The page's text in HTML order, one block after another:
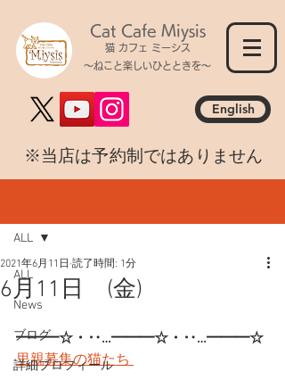
Cat Cafe Miysis
猫 カフェ ミーシス
～ねこと楽しいひとときを～
English
​※当店は予約制ではありません
ALL
News
ブログ
詳細プロフィール
ALL
6月11日 (金)
2021年6月11日 読了時間: 1分
━━━☆・‥…━━━☆・‥…━━━☆
里親募集の猫たち